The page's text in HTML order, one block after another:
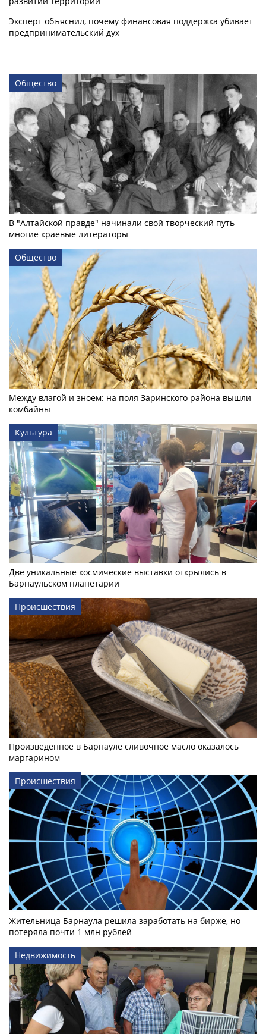
Эксперт объяснил, почему финансовая поддержка убивает
предпринимательский дух
Общество
В "Алтайской правде" начинали свой творческий путь
многие краевые литераторы
Общество
Между влагой и зноем: на поля Заринского района вышли
комбайны
Культура
Две уникальные космические выставки открылись в
Барнаульском планетарии
Происшествия
Произведенное в Барнауле сливочное масло оказалось
маргарином
Происшествия
Жительница Барнаула решила заработать на бирже, но
потеряла почти 1 млн рублей
Недвижимость